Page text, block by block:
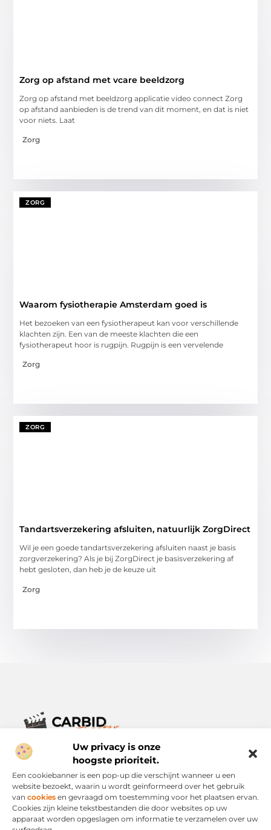
Uw privacy is onze
hoogste prioriteit.
Een cookiebanner is een pop-up die verschijnt wanneer u een
website bezoekt, waarin u wordt geïnformeerd over het gebruik
van cookies en gevraagd om toestemming voor het plaatsen ervan.
Cookies zijn kleine tekstbestanden die door websites op uw
apparaat worden opgeslagen om informatie te verzamelen over uw
Zorg op afstand met vcare beeldzorg
Zorg op afstand met beeldzorg applicatie video connect Zorg
op afstand aanbieden is de trend van dit moment, en dat is niet
voor niets. Laat
Zorg
ZORG
Waarom fysiotherapie Amsterdam goed is
Het bezoeken van een fysiotherapeut kan voor verschillende
klachten zijn. Een van de meeste klachten die een
fysiotherapeut hoor is rugpijn. Rugpijn is een vervelende
Zorg
ZORG
Tandartsverzekering afsluiten, natuurlijk ZorgDirect
Wil je een goede tandartsverzekering afsluiten naast je basis
zorgverzekering? Als je bij ZorgDirect je basisverzekering af
hebt gesloten, dan heb je de keuze uit
Zorg
Verhalen die het alledaagse leven verrijken.
Ontdek een breed scala aan blogs en artikelen die je inspireren,
informeren en verrijken – voor elke dag, voor iedereen.
Bericht categorie